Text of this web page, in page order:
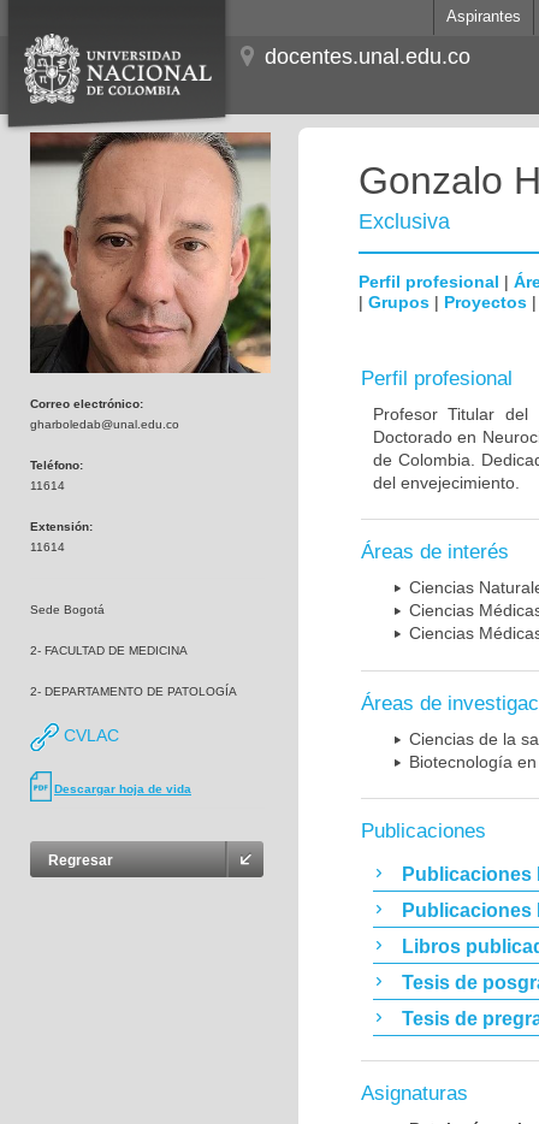
Aspirantes
docentes.unal.edu.co
Correo electrónico:
gharboledab@unal.edu.co
Teléfono:
11614
Extensión:
11614
Sede Bogotá
2- FACULTAD DE MEDICINA
2- DEPARTAMENTO DE PATOLOGÍA
CVLAC
Descargar hoja de vida
Regresar
Gonzalo
Exclusiva
Perfil profesional |
| Grupos | Proyectos
Perfil profesional
Profesor Titular
Doctorado en
de Colombia.
del envejecimiento.
Áreas de interés
Ciencias
Ciencias
Ciencias
Áreas de
Ciencias de la
Biotecnología
Publicaciones
Publicaciones
Publicaciones
Libros
Tesis de
Tesis de
Asignaturas